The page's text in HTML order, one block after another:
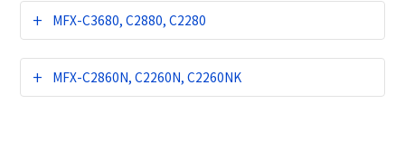
MFX-C3680, C2880, C2280
MFX-C2860N, C2260N, C2260NK